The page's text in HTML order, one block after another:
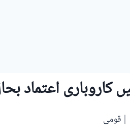
کاروباری
قومی